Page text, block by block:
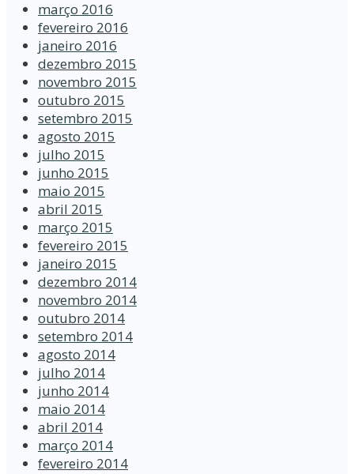
março 2016
fevereiro 2016
janeiro 2016
dezembro 2015
novembro 2015
outubro 2015
setembro 2015
agosto 2015
julho 2015
junho 2015
maio 2015
abril 2015
março 2015
fevereiro 2015
janeiro 2015
dezembro 2014
novembro 2014
outubro 2014
setembro 2014
agosto 2014
julho 2014
junho 2014
maio 2014
abril 2014
março 2014
fevereiro 2014